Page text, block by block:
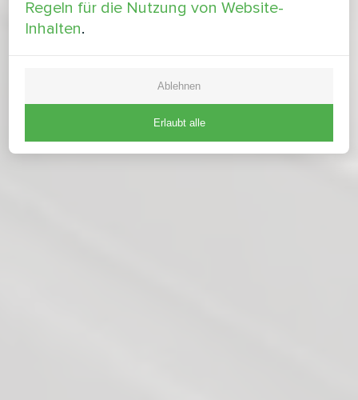
Regeln für die Nutzung von Website-
Inhalten.
Ablehnen
Erlaubt alle